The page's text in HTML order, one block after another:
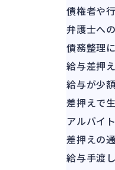
債権者や
弁護士へ
債務整理
給与差押
給与が少
差押えで
アルバイ
差押えの
給与手渡